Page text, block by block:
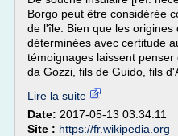
Borgo peut être considérée
de l'île. Bien que les
déterminées avec certitude
témoignages laissent
da Gozzi, fils de Guido, fils
Lire la suite
Date: 2017-05-13 03:34:11
Site : https://fr.wikipedia.org